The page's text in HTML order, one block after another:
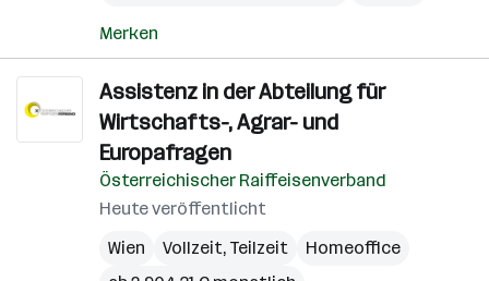
Merken
Assistenz in der Abteilung für
Wirtschafts-, Agrar- und
Europafragen
Österreichischer Raiffeisenverband
Heute veröffentlicht
Wien
Vollzeit, Teilzeit
Homeoffice